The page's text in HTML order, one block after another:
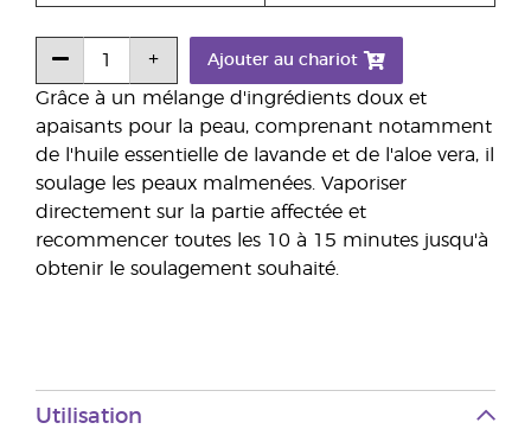
Grâce à un mélange d'ingrédients doux et
apaisants pour la peau, comprenant notamment
de l'huile essentielle de lavande et de l'aloe vera, il
soulage les peaux malmenées. Vaporiser
directement sur la partie affectée et
recommencer toutes les 10 à 15 minutes jusqu'à
obtenir le soulagement souhaité.
Ajouter au chariot
Utilisation